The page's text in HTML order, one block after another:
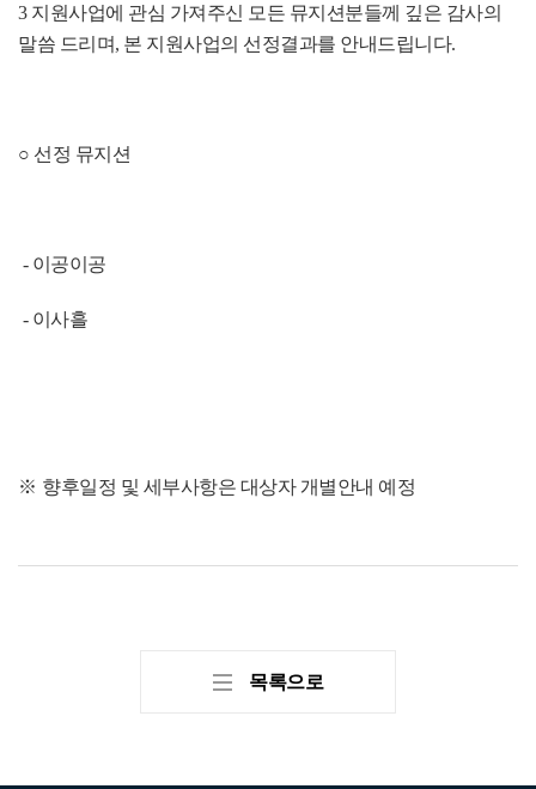
자료실
3 지원사업에 관심 가져주신 모든 뮤지션분들께 깊은 감사의
말씀 드리며, 본 지원사업의 선정결과를 안내드립니다.
○ 선정 뮤지션
- 이공이공
- 이사흘
※ 향후일정 및 세부사항은 대상자 개별안내 예정
목록으로